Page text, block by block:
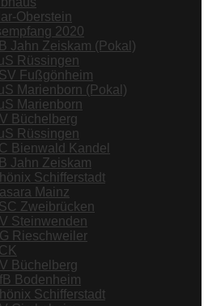
Oberstein
2020
Jahn Zeiskam (Pokal)
Rüssingen
Fußgönheim
Marienborn (Pokal)
Marienborn
Büchelberg
Rüssingen
Bienwald Kandel
Jahn Zeiskam
Schifferstadt
Mainz
Zweibrücken
Steinwenden
Rieschweiler
Büchelberg
Bodenheim
Schifferstadt